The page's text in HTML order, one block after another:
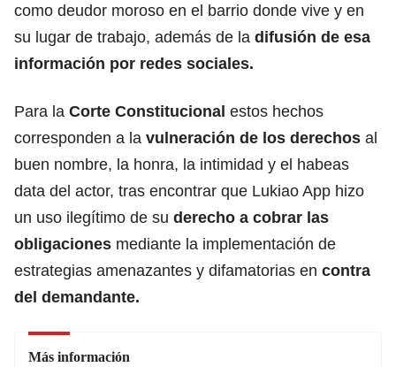
como deudor moroso en el barrio donde vive y en
su lugar de trabajo, además de la difusión de esa
información por redes sociales.
Para la Corte Constitucional estos hechos
corresponden a la vulneración de los derechos al
buen nombre, la honra, la intimidad y el habeas
data del actor, tras encontrar que Lukiao App hizo
un uso ilegítimo de su derecho a cobrar las
obligaciones mediante la implementación de
estrategias amenazantes y difamatorias en contra
del demandante.
Más información